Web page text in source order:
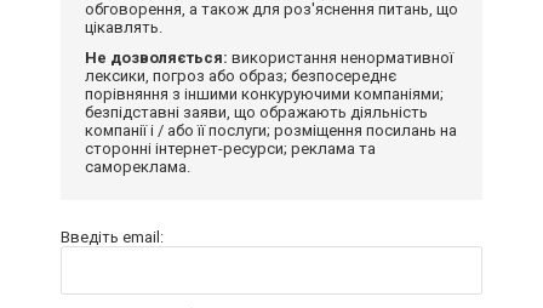
обговорення, а також для роз'яснення питань, що
цікавлять.
Не дозволяється: використання ненормативної
лексики, погроз або образ; безпосереднє
порівняння з іншими конкуруючими компаніями;
безпідставні заяви, що ображають діяльність
компанії і / або її послуги; розміщення посилань на
сторонні інтернет-ресурси; реклама та
самореклама.
Введіть email: